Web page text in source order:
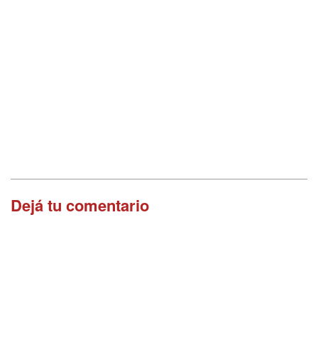
Dejá tu comentario